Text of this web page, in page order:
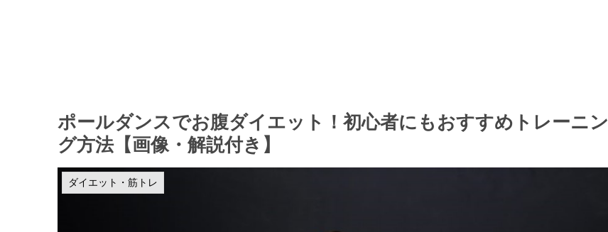
ポールダンスでお腹ダイエット！初心者にもおすすめトレーニン
グ方法【画像・解説付き】
ダイエット・筋トレ